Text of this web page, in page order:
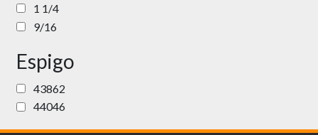
1 1/4
9/16
Espigo
43862
44046